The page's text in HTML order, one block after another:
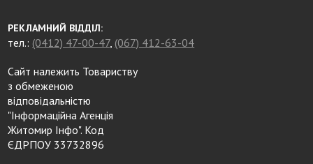
РЕКЛАМНИЙ ВІДДІЛ:
тел.: (0412) 47-00-47, (067) 412-63-04
Сайт належить Товариству
з обмеженою
відповідальністю
"Інформаційна Агенція
Житомир Інфо". Код
ЄДРПОУ 33732896